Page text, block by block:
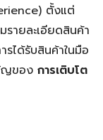
ตั้งแต่
ายละเอียดสินค้า
รได้รับสินค้าในมือ
ญของ การเติบโต